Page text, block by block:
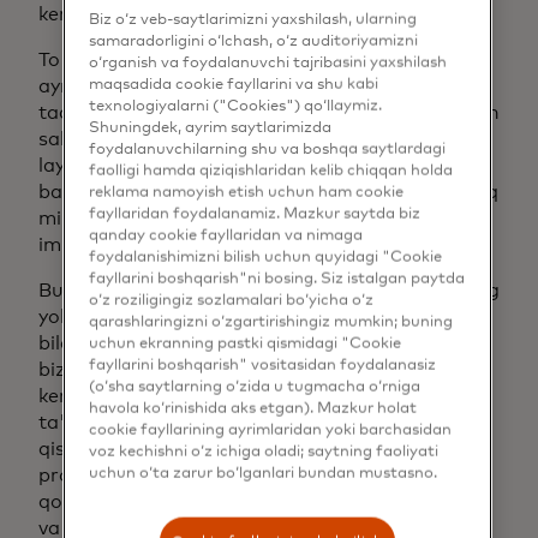
kengaytirishni qo'llab-quvvatlaydi.
To'liqroq ma'lumotlar manzarasini yaratish,
ayniqsa, bank xizmatlari yetarli bo'lmagan
tadbirkorlar uchun moliyaviy inklyuzivlikni oshirish
salohiyatiga ham ega. Bu kreditorlarga kreditga
layoqatlilikni yanada yaxlit baholash va xavfni
baholash imkonini beradi, shu bilan birga ko'proq
mikro va kichik biznesga kredit olishda yaxshiroq
imkoniyat berish uchun teng sharoitlar yaratadi.
Bu hayot siklining ishga qabul qilish, anderrayting
yoki xavf va firibgarlikni boshqarish kabi qismlari
bilan bog'liq bo'ladimi, ushbu yechimlar kichik
biznes xizmatlarini ko'rsatuvchi provayderlarga
kerakli ma'lumotlarni o'z vaqtida olishlarini
ta'minlaydi. Ushbu qo'shimcha ma'lumotlar
qisman savdo xizmatlarini ko'rsatuvchi
provayderlar to'plamiga ikkita yangi API
qo'shishdan kelib chiqadi: Chakana savdo tahlili
va Chakana savdo mezonlari. Ushbu API-lar
Biz o‘z veb-saytlarimizni yaxshilash, ularning
samaradorligini o‘lchash, o‘z auditoriyamizni
o‘rganish va foydalanuvchi tajribasini yaxshilash
maqsadida cookie fayllarini va shu kabi
texnologiyalarni ("Cookies") qo‘llaymiz.
Shuningdek, ayrim saytlarimizda
foydalanuvchilarning shu va boshqa saytlardagi
faolligi hamda qiziqishlaridan kelib chiqqan holda
reklama namoyish etish uchun ham cookie
fayllaridan foydalanamiz. Mazkur saytda biz
qanday cookie fayllaridan va nimaga
foydalanishimizni bilish uchun quyidagi "Cookie
fayllarini boshqarish"ni bosing. Siz istalgan paytda
o‘z roziligingiz sozlamalari bo‘yicha o‘z
qarashlaringizni o‘zgartirishingiz mumkin; buning
uchun ekranning pastki qismidagi "Cookie
fayllarini boshqarish" vositasidan foydalanasiz
(o‘sha saytlarning o‘zida u tugmacha o‘rniga
havola ko‘rinishida aks etgan). Mazkur holat
cookie fayllarining ayrimlaridan yoki barchasidan
voz kechishni o‘z ichiga oladi; saytning faoliyati
uchun o‘ta zarur bo‘lganlari bundan mustasno.